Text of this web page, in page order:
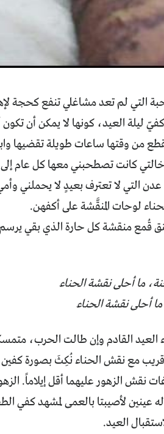
التي لم تعد مشاغلي تنفع كحجة
ليلة العيد، كونها لا يمكن أن
من وقتها ساعات طويلة تقضيها
كانت تصطحبني معها كل عام
التي لا تعترف بعيدٍ لا يحملني وأمي
لوحات المنقَّشة على أكفهن.
قُمع منقشة كل حارة الذي بقي
ما أحلى نقشة الحناء
أحلى نقشة الحناء
القادم وإن طالت الحرب،
مع نقش الحناء نُكِثَ بصورة كفين
الزهور عليهما أقل إيلاماً.
لأصيبتا بالعمى لمشهد كفي
العيد.